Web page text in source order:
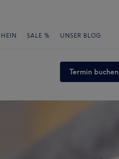
SALE % UNSER BLOG
Termin buchen